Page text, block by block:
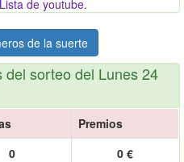
de youtube.
de la suerte
del sorteo del Lunes 24
Premios
0
0 €